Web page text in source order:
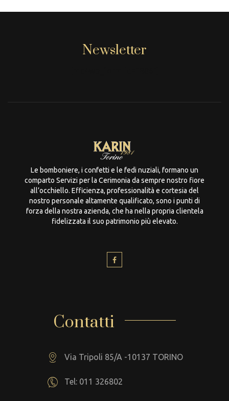
Newsletter
Le bomboniere, i confetti e le fedi nuziali, formano un
comparto Servizi per la Cerimonia da sempre nostro fiore
all’occhiello. Efficienza, professionalità e cortesia del
nostro personale altamente qualificato, sono i punti di
forza della nostra azienda, che ha nella propria clientela
fidelizzata il suo patrimonio più elevato.
Contatti
Via Tripoli 85/A -10137 TORINO
Tel: 011 326802